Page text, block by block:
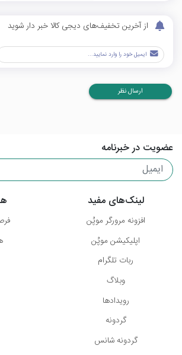
از آخرین تخفیف‌های دیجی کالا خبر دار شوید
ارسال نظر
عضویت در خبرنامه
لینک‌های مفید
افزونه مرورگر موپُن
اپلیکیشن موپُن
ربات تلگرام
وبلاگ
رویدادها
گردونه
گردونه شانس